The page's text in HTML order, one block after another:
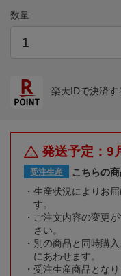
数量
楽天IDで決済す
発送予定：9
受注生産
こちらの
生産状況によりお
す。
ご注文内容の変更
さい。
別の商品と同時購
にあわせます。
受注生産商品とな